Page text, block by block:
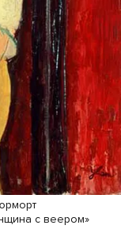
с веером»